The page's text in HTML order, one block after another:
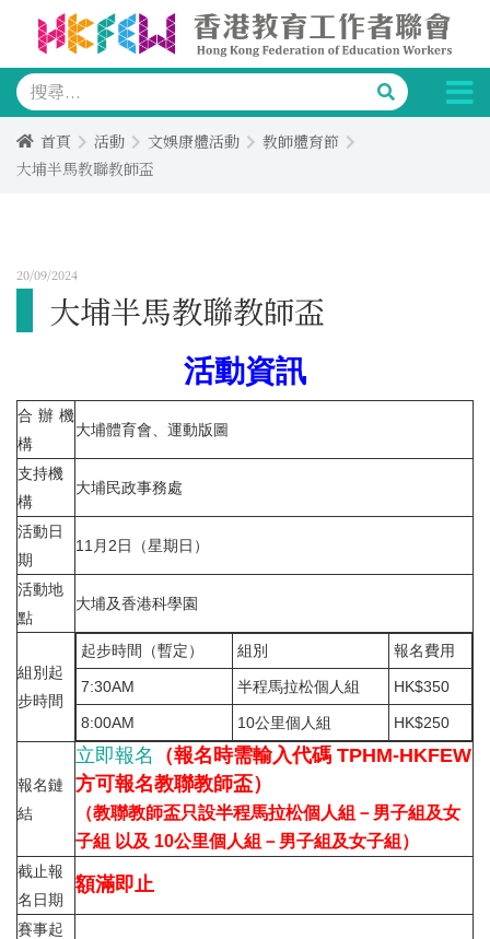
首頁 活動 文娛康體活動
教師體育節
大埔半馬教聯教師盃
20/09/2024
大埔半馬教聯教師盃
活動資訊
合辦機
構
大埔體育會、運動版圖
支持機
構
大埔民政事務處
活動日
期
11月2日（星期日）
活動地
點
大埔及香港科學園
組別起
步時間
起步時間（暫定） 組別 報名費用
7:30AM 半程馬拉松個人組 HK$350
8:00AM 10公里個人組 HK$250
報名鏈
結
立即報名
（報名時需輸入代碼 TPHM-HKFEW
方可報名教聯教師盃）
（教聯教師盃只設半程馬拉松個人組－男子組及女
子組 以及 10公里個人組－男子組及女子組）
截止報
名日期
額滿即止
賽事起